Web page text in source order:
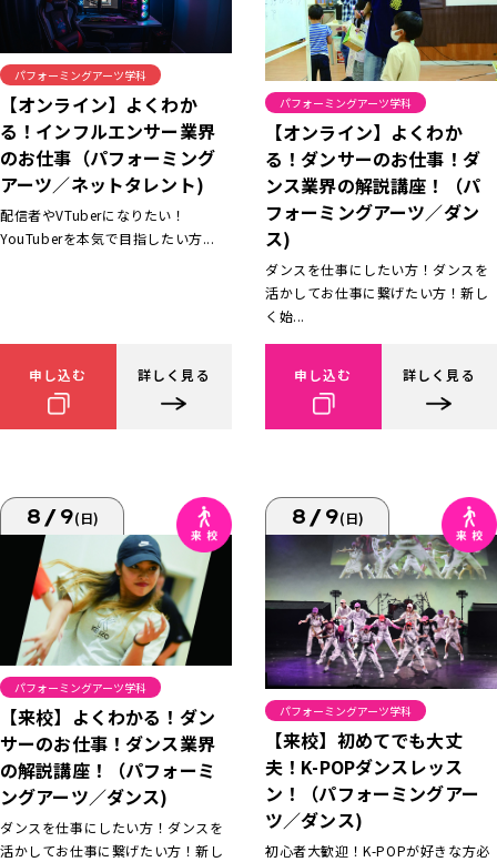
パフォーミングアーツ学科
【オンライン】よくわか
る！インフルエンサー業界
のお仕事（パフォーミング
アーツ／ネットタレント)
配信者やVTuberになりたい！
YouTuberを本気で目指したい方...
申し込む 詳しく見る
パフォーミングアーツ学科
【オンライン】よくわか
る！ダンサーのお仕事！ダ
ンス業界の解説講座！（パ
フォーミングアーツ／ダン
ス)
ダンスを仕事にしたい方！ダンスを
活かしてお仕事に繋げたい方！新し
く始...
申し込む 詳しく見る
8/9(日)
パフォーミングアーツ学科
【来校】よくわかる！ダン
サーのお仕事！ダンス業界
の解説講座！（パフォーミ
ングアーツ／ダンス)
ダンスを仕事にしたい方！ダンスを
活かしてお仕事に繋げたい方！新し
8/9(日)
パフォーミングアーツ学科
【来校】初めてでも大丈
夫！K-POPダンスレッス
ン！（パフォーミングアー
ツ／ダンス)
初心者大歓迎！K-POPが好きな方必